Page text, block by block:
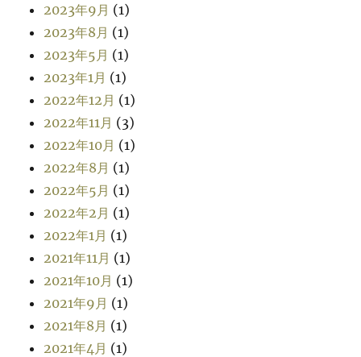
2023年9月 (1)
2023年8月 (1)
2023年5月 (1)
2023年1月 (1)
2022年12月 (1)
2022年11月 (3)
2022年10月 (1)
2022年8月 (1)
2022年5月 (1)
2022年2月 (1)
2022年1月 (1)
2021年11月 (1)
2021年10月 (1)
2021年9月 (1)
2021年8月 (1)
2021年4月 (1)